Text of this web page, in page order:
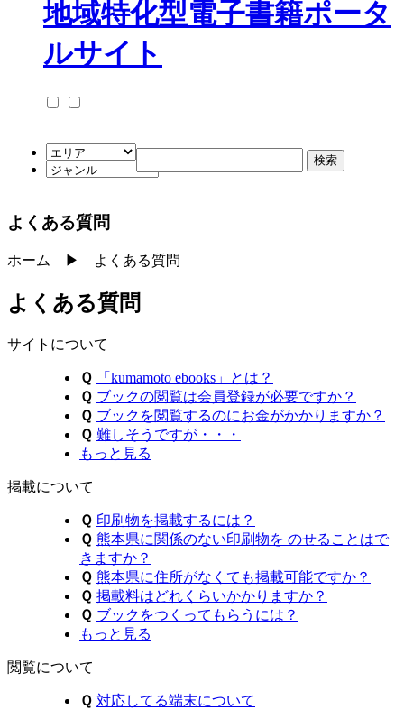
よくある質問
ホーム ▶ よくある質問
よくある質問
サイトについて
Ｑ
「kumamoto ebooks」とは？
Ｑ ブックの閲覧は会員登録が必要ですか？
Ｑ ブックを閲覧するのにお金がかかりますか？
Ｑ 難しそうですが・・・
もっと見る
掲載について
Ｑ 印刷物を掲載するには？
Ｑ 熊本県に関係のない印刷物を のせることはで
きますか？
Ｑ 熊本県に住所がなくても掲載可能ですか？
Ｑ 掲載料はどれくらいかかりますか？
Ｑ ブックをつくってもらうには？
もっと見る
閲覧について
Ｑ 対応してる端末について